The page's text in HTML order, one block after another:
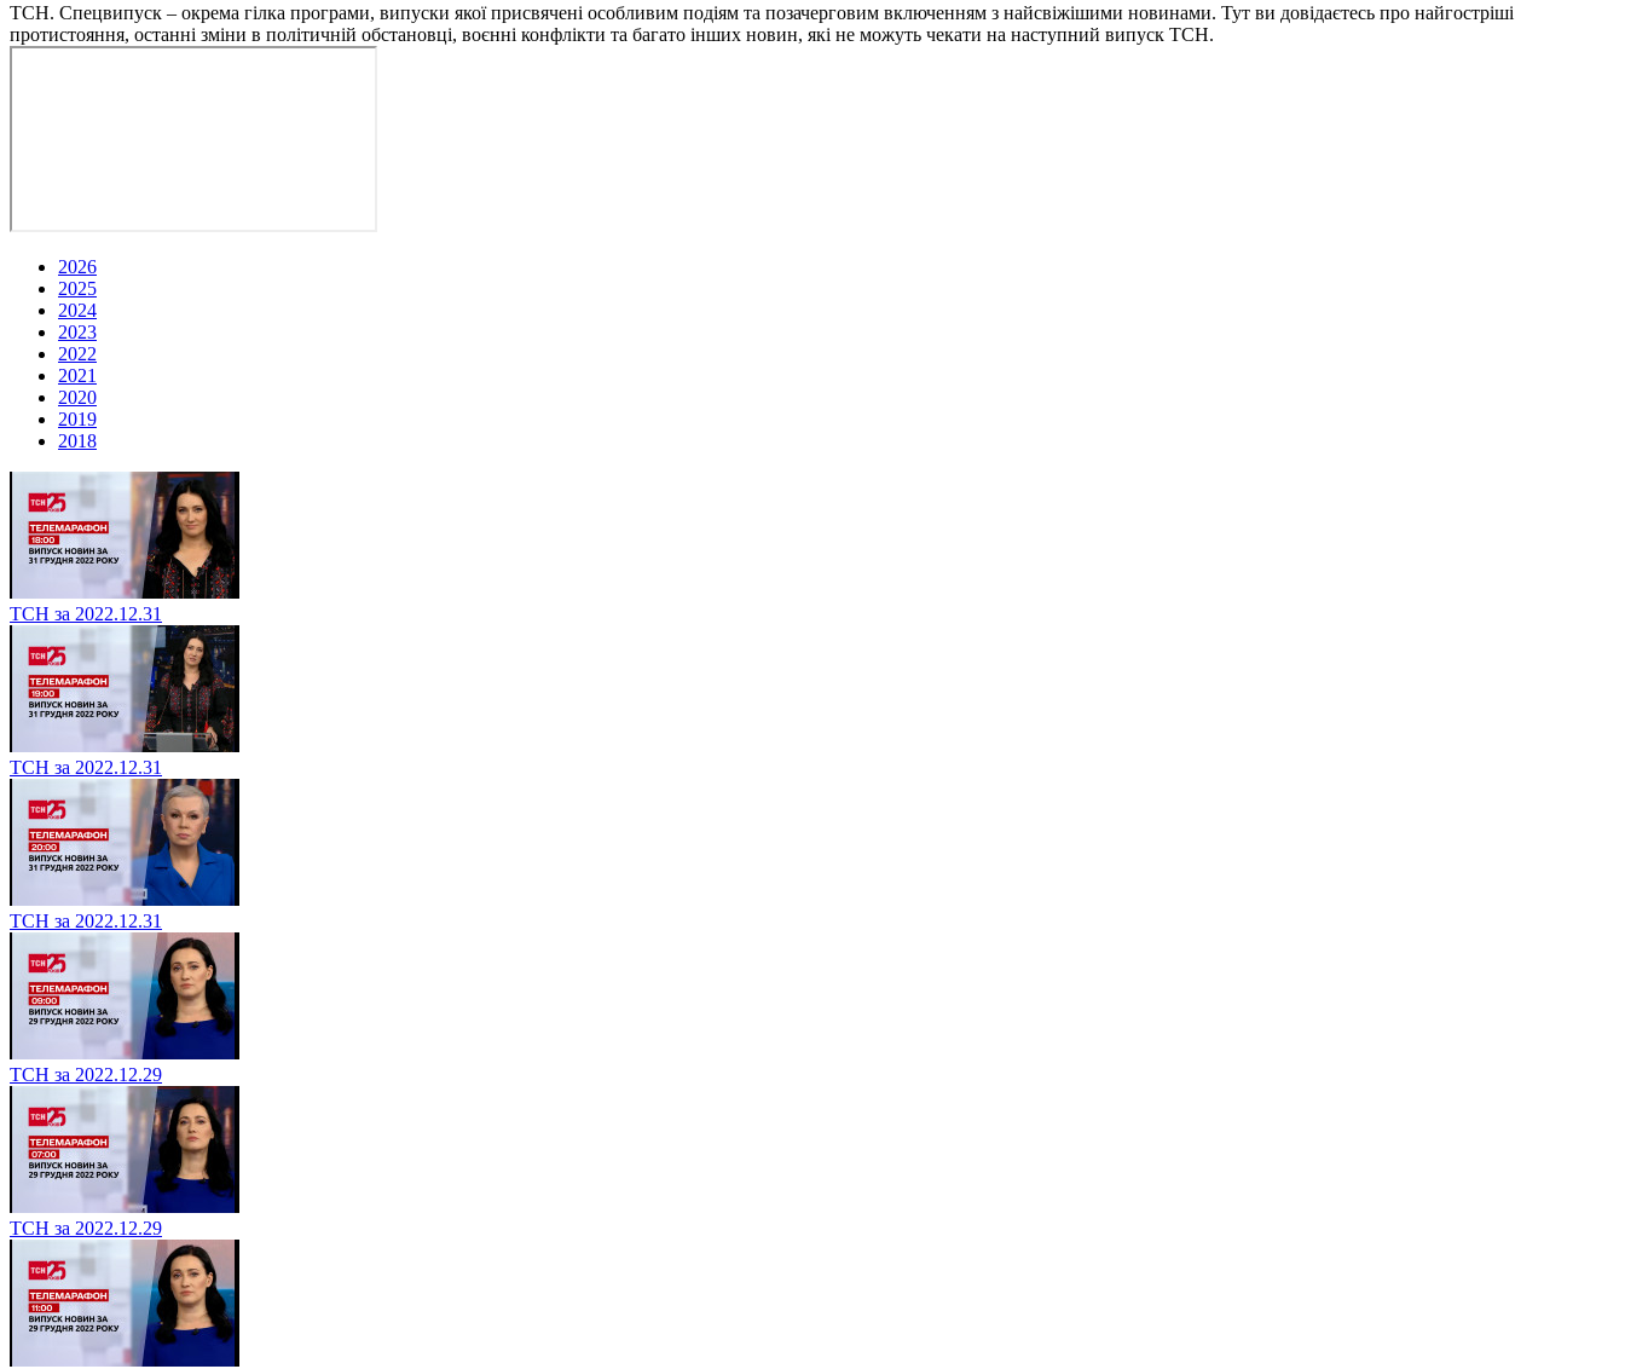
ТСН. Спецвипуск – окрема гілка програми, випуски якої присвячені особливим подіям та позачерговим включенням з найсвіжішими новинами. Тут ви довідаєтесь про найгостріші
протистояння, останні зміни в політичній обстановці, воєнні конфлікти та багато інших новин, які не можуть чекати на наступний випуск ТСН.
2026
2025
2024
2023
2022
2021
2020
2019
2018
ТСН за 2022.12.31
ТСН за 2022.12.31
ТСН за 2022.12.31
ТСН за 2022.12.29
ТСН за 2022.12.29